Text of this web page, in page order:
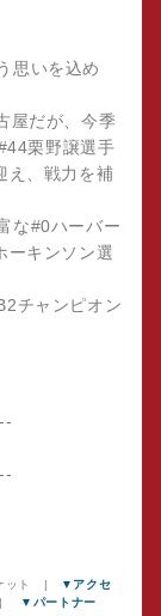
思いを込め
屋だが、今季
栗野譲選手
え、戦力を補
な#0ハーバー
ーキンソン選
チャンピオン
ット |
▼アクセ
▼パートナー